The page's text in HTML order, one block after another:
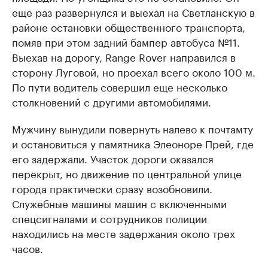
еще раз развернулся и выехал на Светланскую в
районе остановки общественного транспорта,
помяв при этом задний бампер автобуса №11.
Выехав на дорогу, Range Rover направился в
сторону Луговой, но проехал всего около 100 м.
По пути водитель совершил еще несколько
столкновений с другими автомобилями.
Мужчину вынудили повернуть налево к почтамту
и остановиться у памятника Элеоноре Прей, где
его задержали. Участок дороги оказался
перекрыт, но движение по центральной улице
города практически сразу возобновили.
Служебные машины машин с включенными
спецсигналами и сотрудников полиции
находились на месте задержания около трех
часов.